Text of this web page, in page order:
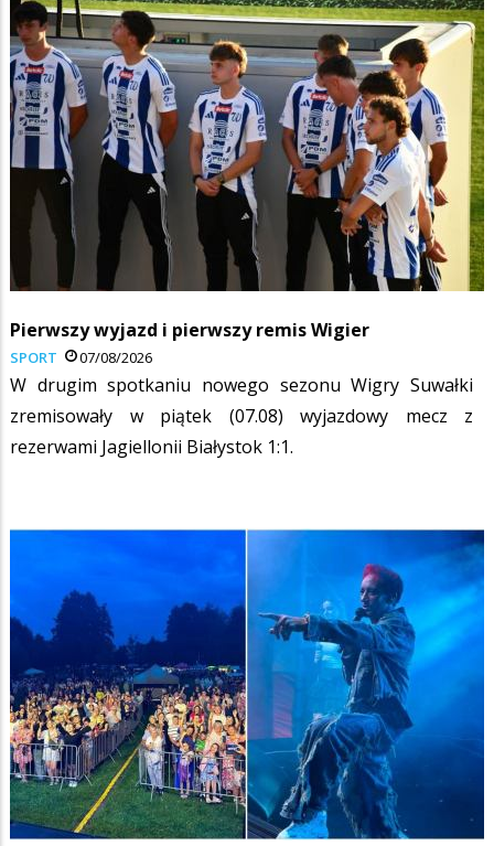
Pierwszy wyjazd i pierwszy remis Wigier
SPORT 07/08/2026
W drugim spotkaniu nowego sezonu Wigry Suwałki
zremisowały w piątek (07.08) wyjazdowy mecz z
rezerwami Jagiellonii Białystok 1:1.